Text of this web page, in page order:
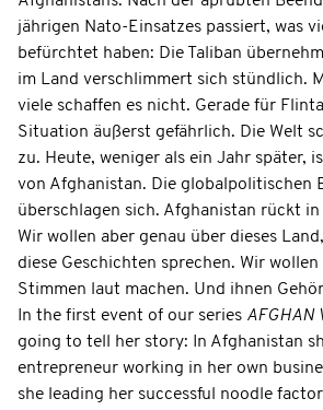
jährigen Nato-Einsatzes passiert, was
befürchtet haben: Die Taliban
im Land verschlimmert sich stündlich.
viele schaffen es nicht. Gerade für
Situation äußerst gefährlich. Die Welt
zu. Heute, weniger als ein Jahr später,
von Afghanistan. Die globalpolitischen
überschlagen sich. Afghanistan rückt
Wir wollen aber genau über dieses
diese Geschichten sprechen. Wir
Stimmen laut machen. Und ihnen
In the first event of our series AFGHAN
going to tell her story: In Afghanistan
entrepreneur working in her own
she leading her successful noodle